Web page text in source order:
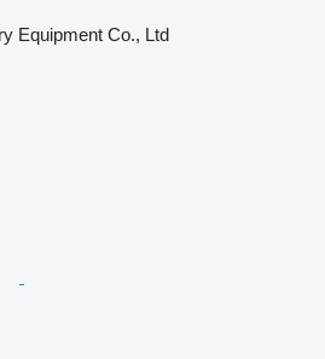
Equipment Co., Ltd